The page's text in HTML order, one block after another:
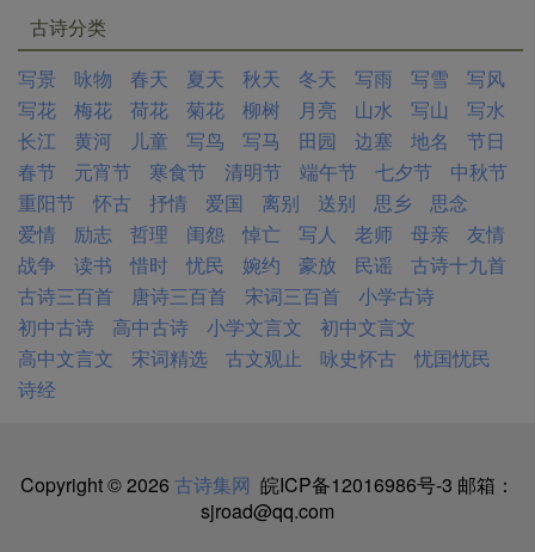
古诗分类
写景
咏物 春天 夏天 秋天 冬天 写雨 写雪
写风
写花
梅花 荷花 菊花 柳树 月亮 山水 写山
写水
长江
黄河 儿童 写鸟 写马 田园 边塞 地名
节日
春节
元宵节 寒食节 清明节 端午节 七夕节
中秋节
重阳节
怀古 抒情 爱国 离别 送别 思乡
思念
爱情
励志 哲理 闺怨 悼亡 写人 老师 母亲
友情
战争
读书 惜时 忧民 婉约 豪放 民谣
古诗十九首
古诗三百首
唐诗三百首 宋词三百首
小学古诗
初中古诗
高中古诗 小学文言文
初中文言文
高中文言文
宋词精选 古文观止 咏史怀古
忧国忧民
诗经
Copyright © 2026 古诗集网 皖ICP备12016986号-3 邮箱：
sjroad@qq.com